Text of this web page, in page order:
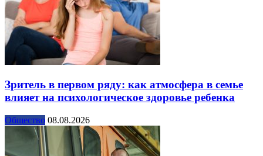
Зритель в первом ряду: как атмосфера в семье
влияет на психологическое здоровье ребенка
Общество 08.08.2026